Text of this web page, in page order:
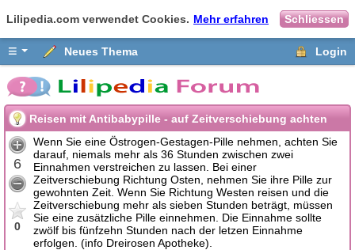
Lilipedia.com verwendet Cookies. Mehr erfahren Schliessen
≡ Neues Thema Login
Reisen mit Antibabypille - auf Zeitverschiebung achten
6
0
Wenn Sie eine Östrogen-Gestagen-Pille nehmen, achten Sie
darauf, niemals mehr als 36 Stunden zwischen zwei
Einnahmen verstreichen zu lassen. Bei einer
Zeitverschiebung Richtung Osten, nehmen Sie ihre Pille zur
gewohnten Zeit. Wenn Sie Richtung Westen reisen und die
Zeitverschiebung mehr als sieben Stunden beträgt, müssen
Sie eine zusätzliche Pille einnehmen. Die Einnahme sollte
zwölf bis fünfzehn Stunden nach der letzen Einnahme
erfolgen. (info Dreirosen Apotheke).